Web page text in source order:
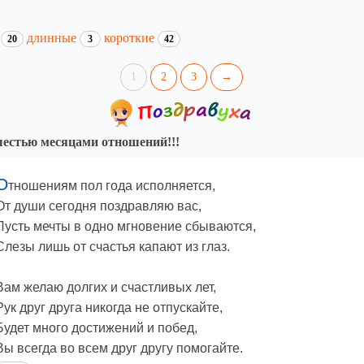
20 длинные 3 короткие 42
1 2 3 →
месяцами отношений!!!
тношениям пол года исполняется,
души сегодня поздравляю вас,
мечты в одно мгновение сбываются,
лишь от счастья капают из глаз.
желаю долгих и счастливых лет,
друг друга никогда не отпускайте,
много достижений и побед,
всегда во всем друг другу помогайте.